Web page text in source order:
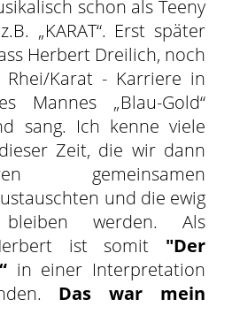
schon als Teeny
„KARAT“. Erst später
Herbert Dreilich, noch
Karat - Karriere in
Mannes „Blau-Gold“
sang. Ich kenne viele
Zeit, die wir dann
gemeinsamen
und die ewig
werden. Als
ist somit "Der
in einer Interpretation
Das war mein